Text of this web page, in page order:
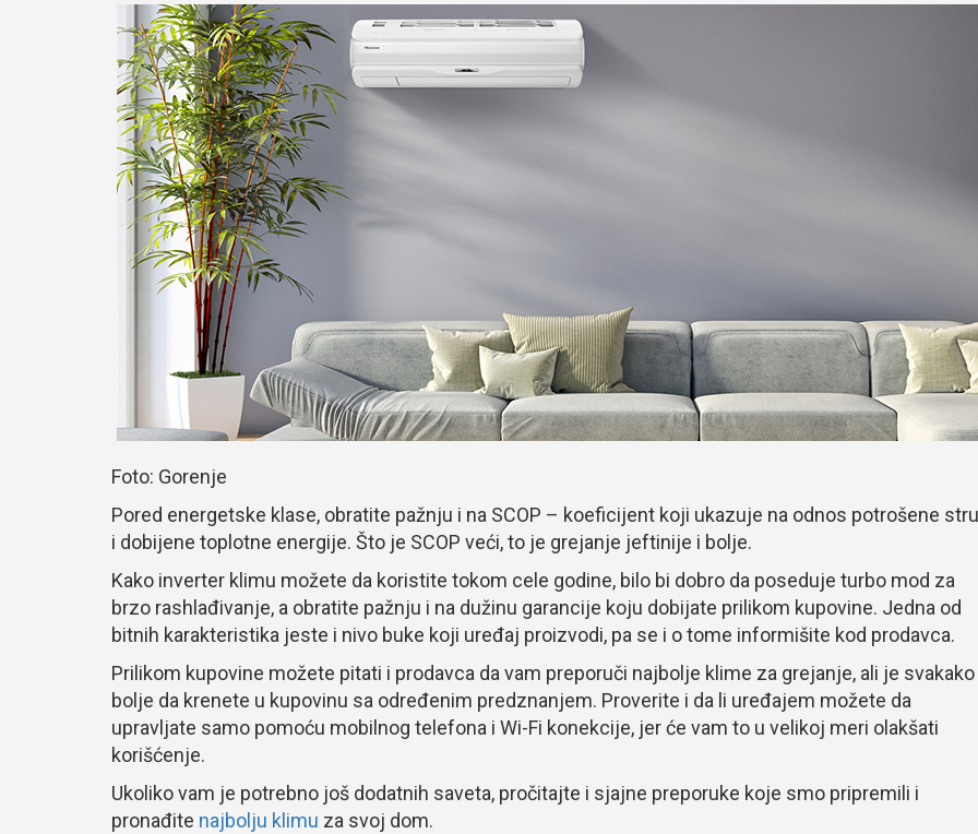
Foto: Gorenje
Pored energetske klase, obratite pažnju i na SCOP – koeficijent koji ukazuje na odnos potrošene
i dobijene toplotne energije. Što je SCOP veći, to je grejanje jeftinije i bolje.
Kako inverter klimu možete da koristite tokom cele godine, bilo bi dobro da poseduje turbo mod za
brzo rashlađivanje, a obratite pažnju i na dužinu garancije koju dobijate prilikom kupovine. Jedna od
bitnih karakteristika jeste i nivo buke koji uređaj proizvodi, pa se i o tome informišite kod prodavca.
Prilikom kupovine možete pitati i prodavca da vam preporuči najbolje klime za grejanje, ali je svakako
bolje da krenete u kupovinu sa određenim predznanjem. Proverite i da li uređajem možete da
upravljate samo pomoću mobilnog telefona i Wi-Fi konekcije, jer će vam to u velikoj meri olakšati
korišćenje.
Ukoliko vam je potrebno još dodatnih saveta, pročitajte i sjajne preporuke koje smo pripremili i
pronađite najbolju klimu za svoj dom.